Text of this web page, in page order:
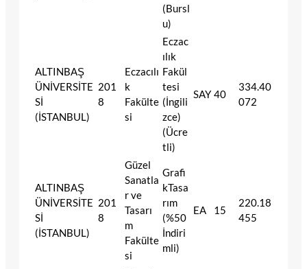
(Bursl
u)
ALTINBAŞ
ÜNİVERSİTE
Sİ
(İSTANBUL)
201
8
Eczacılı
k
Fakülte
si
Eczac
ılık
Fakül
tesi
(İngili
zce)
(Ücre
tli)
SAY 40
334.40
072
ALTINBAŞ
ÜNİVERSİTE
Sİ
(İSTANBUL)
201
8
Güzel
Sanatla
r ve
Tasarı
m
Fakülte
si
Grafi
kTasa
rım
(%50
İndiri
mli)
EA 15
220.18
455